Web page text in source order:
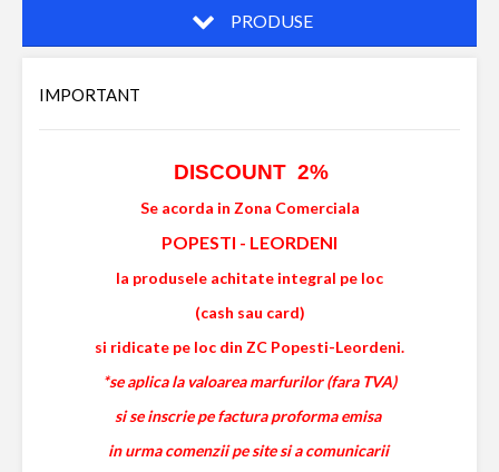
PRODUSE
IMPORTANT
DISCOUNT 2%
Se acorda in Zona Comerciala
POPESTI - LEORDENI
la produsele achitate integral pe loc
(cash sau card)
si ridicate pe loc din ZC Popesti-Leordeni.
*se aplica la valoarea marfurilor (fara TVA)
si se inscrie pe factura proforma emisa
in urma comenzii pe site si a comunicarii